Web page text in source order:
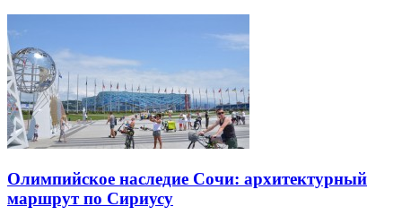
Олимпийское наследие Сочи: архитектурный
маршрут по Сириусу